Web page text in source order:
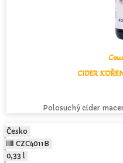
CIDER
Polosuchý cider
Česko
CZC4011B
0,33 l